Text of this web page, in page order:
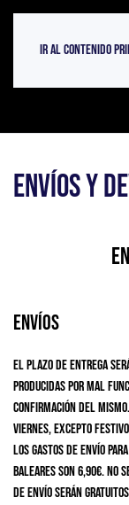
Ir al contenido
Envíos y
Envíos
El plazo de entrega
producidas por mal
confirmación del
viernes, excepto
Los gastos de envío
Baleares son 6,90€. No
de envío serán